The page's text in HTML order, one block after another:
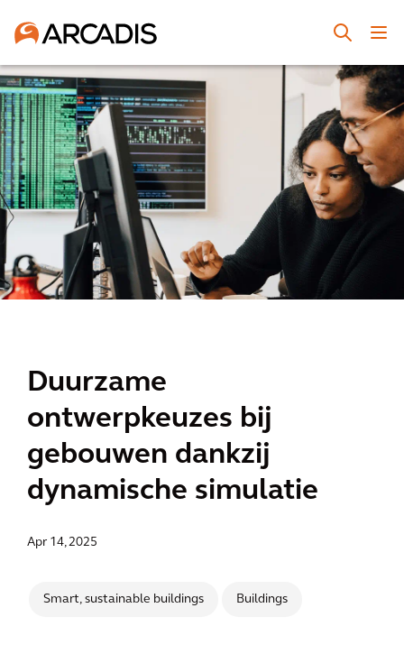
Duurzame
ontwerpkeuzes bij
gebouwen dankzij
dynamische simulatie
Apr 14, 2025
Smart, sustainable buildings Buildings